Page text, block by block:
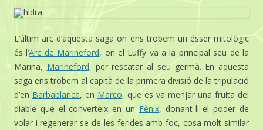
L’últim arc d’aquesta saga on ens trobem un ésser mitològic
és l’Arc de Marineford, on el Luffy va a la principal seu de la
Marina, Marineford, per rescatar al seu germà. En aquesta
saga ens trobem al capità de la primera divisió de la tripulació
d’en Barbablanca, en Marco, que es va menjar una fruita del
diable que el converteix en un Fènix, donant-li el poder de
volar i regenerar-se de les ferides amb foc, cosa molt similar